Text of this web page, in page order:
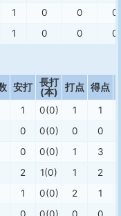
1 0 0
0
1 0 0 0
安打
長打
(本)
打点 得点
1 0(0) 1
1
0 0(0) 0
0
0 0(0) 1
3
2 1(0) 1
2
1 0(0) 2
1